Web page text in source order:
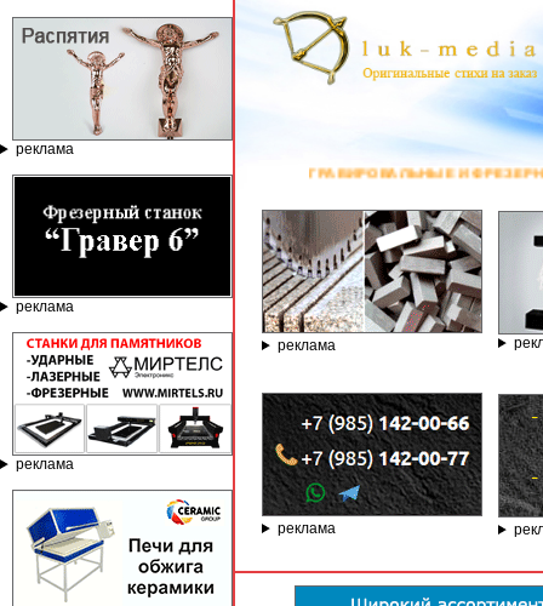
реклама
реклама
реклама
ГРАВИРОВАЛЬНЫЕ И ФРЕЗЕРНЫЕ СТАНКИ ПО КАМНЮ ОТ
реклама
реклама